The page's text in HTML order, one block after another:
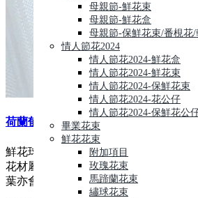
母親節-鮮花束
母親節-鮮花盒
母親節-保鮮花束/番梘花/
情人節花2024
情人節花2024-鮮花盒
情人節花2024-鮮花束
情人節花2024-保鮮花束
情人節花2024-花公仔
情人節花2024-保鮮花公
畢業花束
鮮花花束
附加項目
玫瑰花束
馬蹄蘭花束
繡球花束
荷蘭郁金香花球( Tulips Wedding
鮮花球, 要調整主花顏色請聯絡职員,每
花材屬自然產物,每枝都有其獨特的型
葉亦會受季節及市場供貨而有所調整,